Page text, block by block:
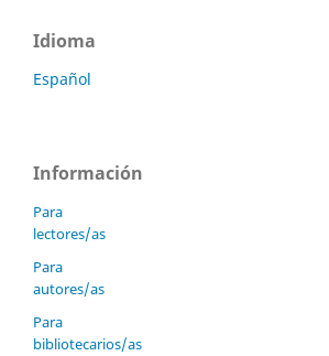
Idioma
Español
Información
Para
lectores/as
Para
autores/as
Para
bibliotecarios/as